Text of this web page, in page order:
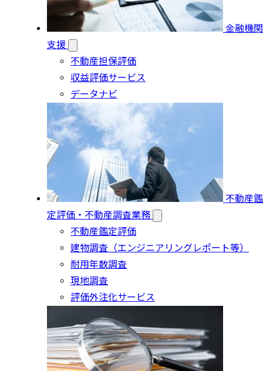
金融機関
支援
不動産担保評価
収益評価サービス
データナビ
不動産鑑
定評価・不動産調査業務
不動産鑑定評価
建物調査（エンジニアリングレポート等）
耐用年数調査
現地調査
評価外注化サービス